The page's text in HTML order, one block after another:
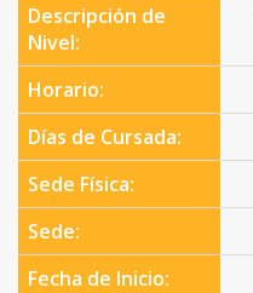
Descripción de
Nivel:
Horario:
Días de Cursada:
Sede Física:
Sede:
Fecha de Inicio: